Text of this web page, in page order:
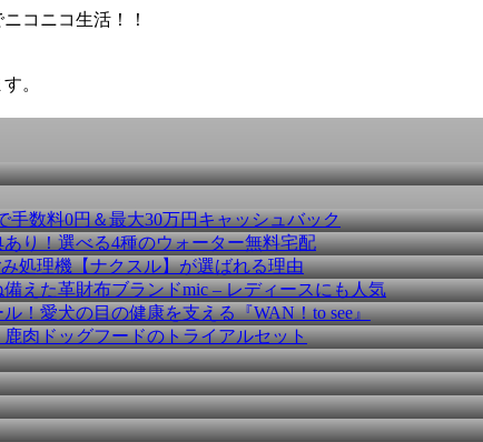
コニコ生活！！
。
数料0円＆最大30万円キャッシュバック
り！選べる4種のウォーター無料宅配
処理機【ナクスル】が選ばれる理由
えた革財布ブランドmic – レディースにも人気
！愛犬の目の健康を支える『WAN！to see』
肉ドッグフードのトライアルセット